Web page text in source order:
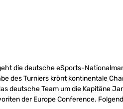
die deutsche eSports-
des Turniers krönt kontinentale
deutsche Team um die Kapitäne
der Europe Conference.